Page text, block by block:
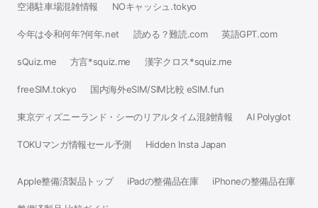
空港駐車場混雑情報 NOキャッシュ.tokyo
今年は令和何年?何年.net 読める？難読.com 英語GPT.com
sQuiz.me 方言*squiz.me 漢字クロス*squiz.me
freeSIM.tokyo 国内海外eSIM/SIM比較 eSIM.fun
東京ディズニーランド・シーのリアルタイム混雑情報 AI Polyglot
TOKUマンガ情報セール予測 Hidden Insta Japan
Apple整備済製品トップ iPadの整備品在庫 iPhoneの整備品在庫